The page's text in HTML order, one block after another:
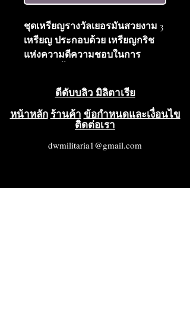
ชุดเหรียญรางวัลเยอรมันสวยงาม 3
เหรียญ ประกอบด้วย เหรียญกริช
แห่งความดีความชอบในการ
เหรียญรับราชการทหารเยอรมัน
ครบ 4 ปี ทั้งหมดติดตั้งบนฐานพร้อม
เข็มกลัดใช้งานได้ดี สภาพดีเยี่ยม
(VG+++)
ดีดับบลิว มิลิตาเรีย
หน้าหลัก ร้านค้า ข้อกำหนดและเงื่อนไข
ติดต่อเรา
dwmilitaria1@gmail.com